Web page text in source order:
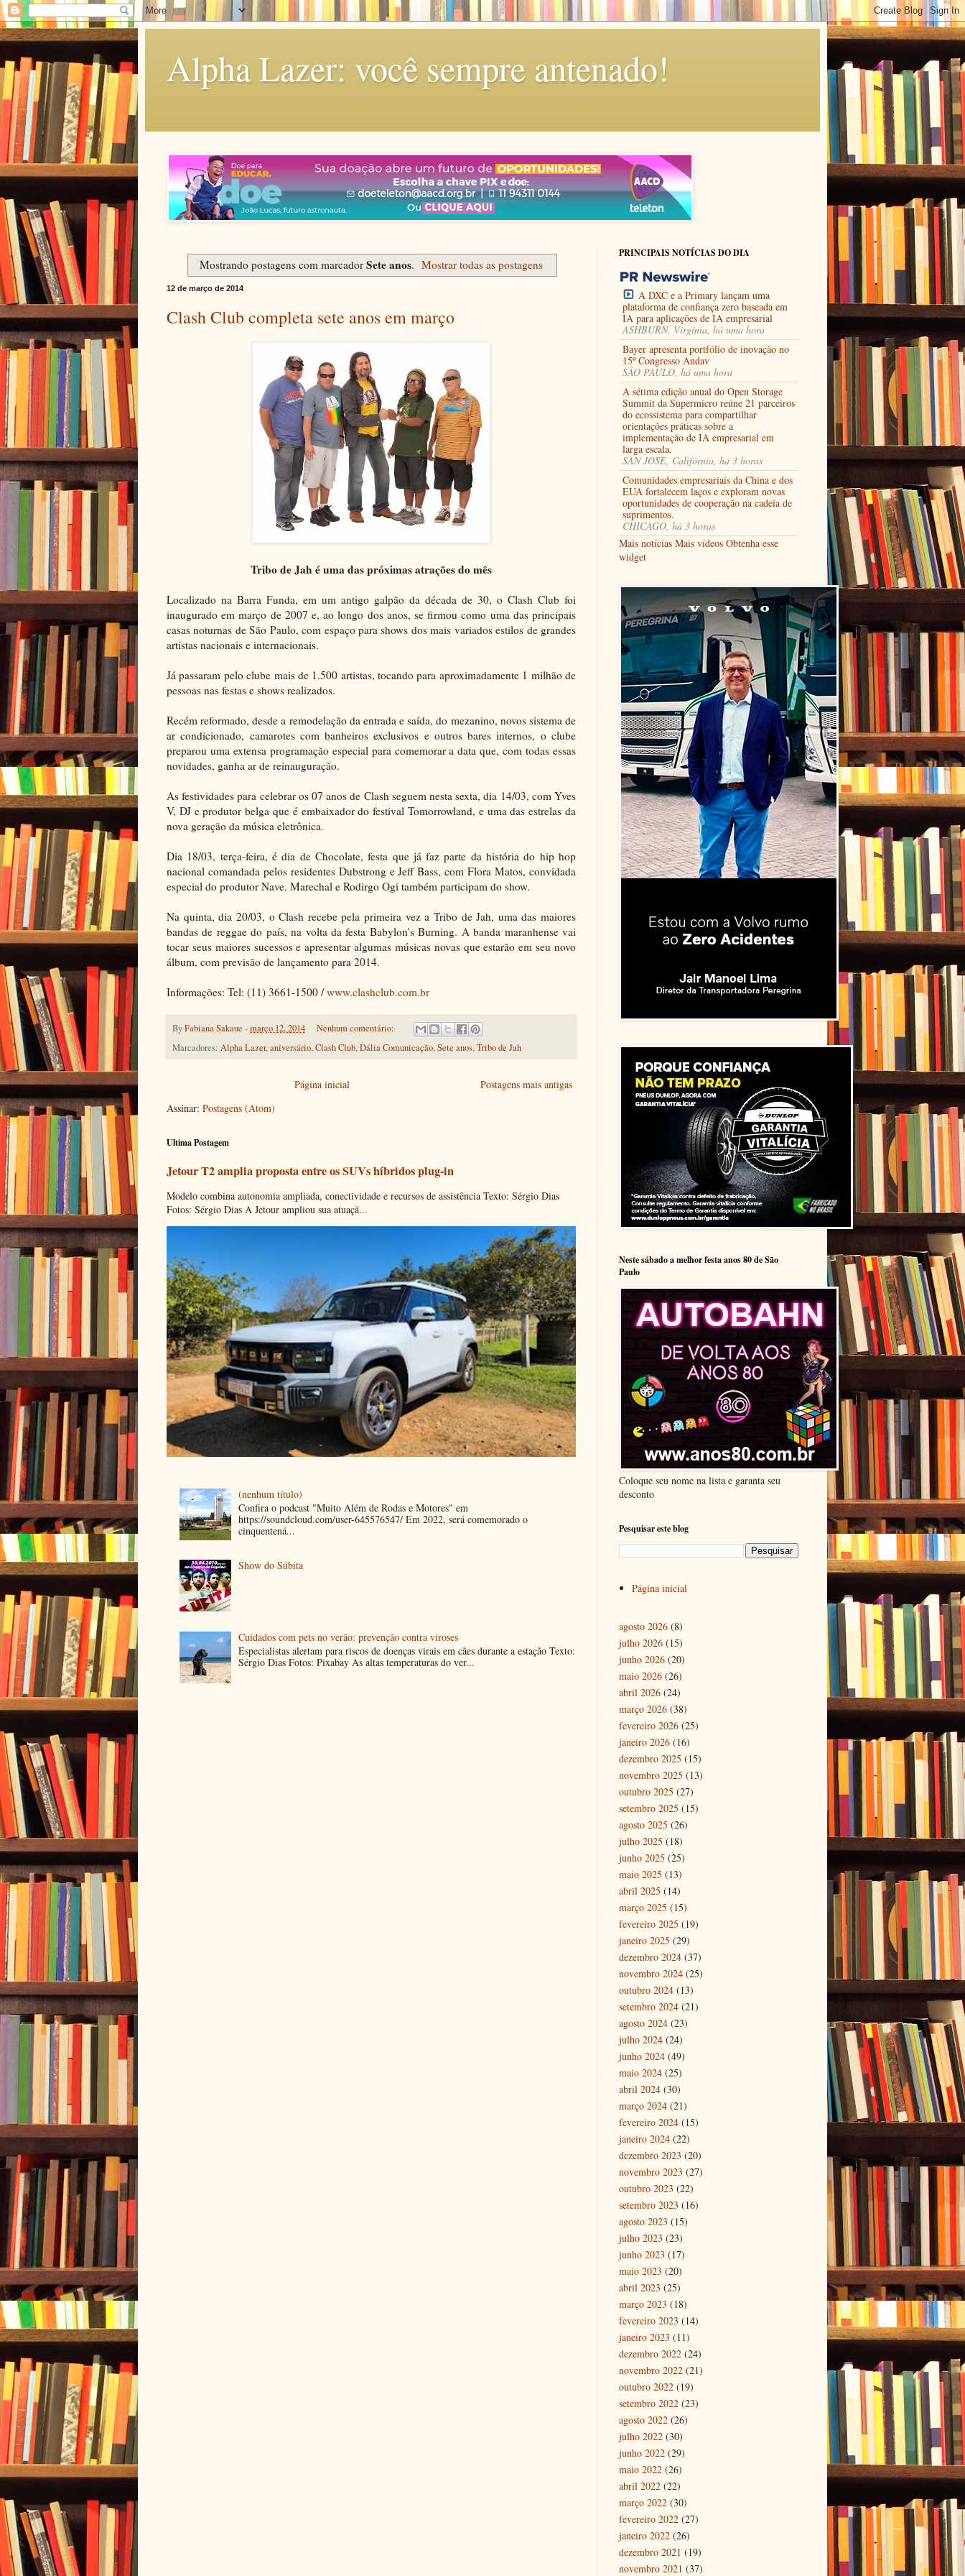
Alpha Lazer: você sempre antenado!
Mostrando postagens com marcador Sete anos. Mostrar todas as postagens
12 de março de 2014
Clash Club completa sete anos em março
Tribo de Jah é uma das próximas atrações do mês
Localizado na Barra Funda, em um antigo galpão da década de 30, o Clash Club foi
inaugurado em março de 2007 e, ao longo dos anos, se firmou como uma das principais
casas noturnas de São Paulo, com espaço para shows dos mais variados estilos de grandes
artistas nacionais e internacionais.
Já passaram pelo clube mais de 1.500 artistas, tocando para aproximadamente 1 milhão de
pessoas nas festas e shows realizados.
Recém reformado, desde a remodelação da entrada e saída, do mezanino, novos sistema de
ar condicionado, camarotes com banheiros exclusivos e outros bares internos, o clube
preparou uma extensa programação especial para comemorar a data que, com todas essas
novidades, ganha ar de reinauguração.
As festividades para celebrar os 07 anos de Clash seguem nesta sexta, dia 14/03, com Yves
V, DJ e produtor belga que é embaixador do festival Tomorrowland, e uma das estrelas da
nova geração da música eletrônica.
Dia 18/03, terça-feira, é dia de Chocolate, festa que já faz parte da história do hip hop
nacional comandada pelos residentes Dubstrong e Jeff Bass, com Flora Matos, convidada
especial do produtor Nave. Marechal e Rodirgo Ogi também participam do show.
Na quinta, dia 20/03, o Clash recebe pela primeira vez a Tribo de Jah, uma das maiores
bandas de reggae do país, na volta da festa Babylon's Burning. A banda maranhense vai
tocar seus maiores sucessos e apresentar algumas músicas novas que estarão em seu novo
álbum, com previsão de lançamento para 2014.
Informações: Tel: (11) 3661-1500 /www.clashclub.com.br
ByFabiana Sakaue -março 12, 2014
Nenhum comentário:
Marcadores: Alpha Lazer,aniversário,Clash Club,Dália Comunicação,Sete anos,Tribo de Jah
Postagens mais antigas
Página inicial
Assinar: Postagens (Atom)
Ultima Postagem
Jetour T2 amplia proposta entre os SUVs híbridos plug-in
Modelo combina autonomia ampliada, conectividade e recursos de assistência Texto: Sérgio Dias
Fotos: Sérgio Dias A Jetour ampliou sua atuaçã...
(nenhum título)
Confira o podcast "Muito Além de Rodas e Motores" em
https://soundcloud.com/user-645576547/ Em 2022, será comemorado o
cinquentená...
Show do Súbita
Cuidados com pets no verão: prevenção contra viroses
Especialistas alertam para riscos de doenças virais em cães durante a estação Texto:
Sérgio Dias Fotos: Pixabay As altas temperaturas do ver...
PRINCIPAIS NOTÍCIAS DO DIA
A DXC e a Primary lançam uma
plataforma de confiança zero baseada em
IA para aplicações de IA empresarial
ASHBURN, Virgínia, há uma hora
Bayer apresenta portfólio de inovação no
15º Congresso Andav
SÃO PAULO, há uma hora
A sétima edição anual do Open Storage
Summit da Supermicro reúne 21 parceiros
do ecossistema para compartilhar
orientações práticas sobre a
implementação de IA empresarial em
larga escala.
SAN JOSE, Califórnia, há 3 horas
Comunidades empresariais da China e dos
EUA fortalecem laços e exploram novas
oportunidades de cooperação na cadeia de
suprimentos.
CHICAGO, há 3 horas
Mais notícias Mais vídeos Obtenha esse
widget
Neste sábado a melhor festa anos 80 de São
Paulo
Coloque seu nome na lista e garanta seu
desconto
Pesquisar este blog
Página inicial
agosto 2026 (8)
julho 2026 (15)
junho 2026 (20)
maio 2026 (26)
abril 2026 (24)
março 2026 (38)
fevereiro 2026 (25)
janeiro 2026 (16)
dezembro 2025 (15)
novembro 2025 (13)
outubro 2025 (27)
setembro 2025 (15)
agosto 2025 (26)
julho 2025 (18)
junho 2025 (25)
maio 2025 (13)
abril 2025 (14)
março 2025 (15)
fevereiro 2025 (19)
janeiro 2025 (29)
dezembro 2024 (37)
novembro 2024 (25)
outubro 2024 (13)
setembro 2024 (21)
agosto 2024 (23)
julho 2024 (24)
junho 2024 (49)
maio 2024 (25)
abril 2024 (30)
março 2024 (21)
fevereiro 2024 (15)
janeiro 2024 (22)
dezembro 2023 (20)
novembro 2023 (27)
outubro 2023 (22)
setembro 2023 (16)
agosto 2023 (15)
julho 2023 (23)
junho 2023 (17)
maio 2023 (20)
abril 2023 (25)
março 2023 (18)
fevereiro 2023 (14)
janeiro 2023 (11)
dezembro 2022 (24)
novembro 2022 (21)
outubro 2022 (19)
setembro 2022 (23)
agosto 2022 (26)
julho 2022 (30)
junho 2022 (29)
maio 2022 (26)
abril 2022 (22)
março 2022 (30)
fevereiro 2022 (27)
janeiro 2022 (26)
dezembro 2021 (19)
novembro 2021 (37)